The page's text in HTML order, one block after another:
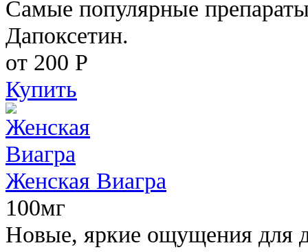
Самые популярные
Дапоксетин.
от 200 Р
Купить
Женская Виагра
100мг
Новые, яркие ощущения для